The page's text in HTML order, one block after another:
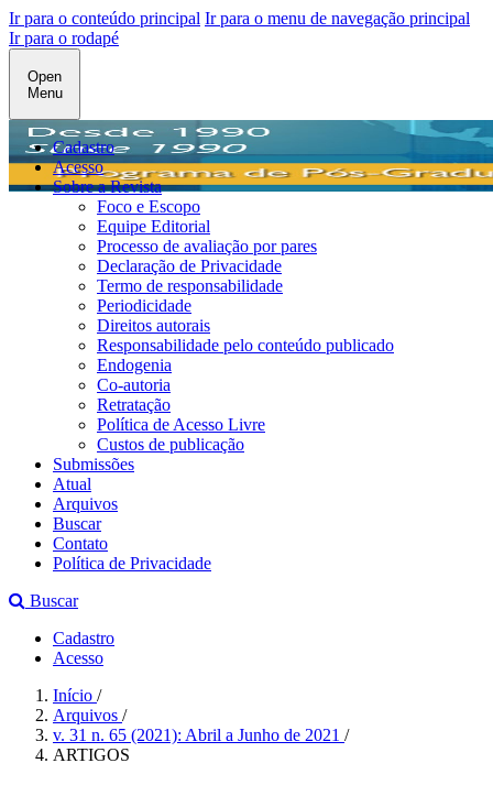
Ir para o conteúdo principal Ir para o menu de navegação principal
Ir para o rodapé
Open
Menu
Cadastro
Acesso
Sobre a Revista
Foco e Escopo
Equipe Editorial
Processo de avaliação por pares
Declaração de Privacidade
Termo de responsabilidade
Periodicidade
Direitos autorais
Responsabilidade pelo conteúdo publicado
Endogenia
Co-autoria
Retratação
Política de Acesso Livre
Custos de publicação
Submissões
Atual
Arquivos
Buscar
Contato
Política de Privacidade
Buscar
Cadastro
Acesso
Início /
Arquivos /
v. 31 n. 65 (2021): Abril a Junho de 2021 /
ARTIGOS